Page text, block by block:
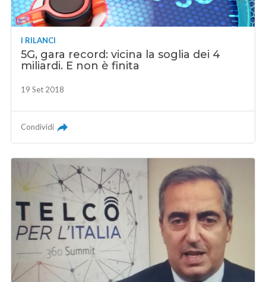
I RILANCI
5G, gara record: vicina la soglia dei 4
miliardi. E non è finita
19 Set 2018
Condividi